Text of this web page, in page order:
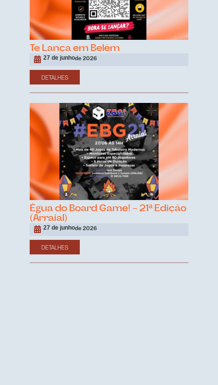
Te Lança em Belém
27 de junhode 2026
DETALHES
Égua do Board Game! – 21ª Edição
(Arraial)
27 de junhode 2026
DETALHES